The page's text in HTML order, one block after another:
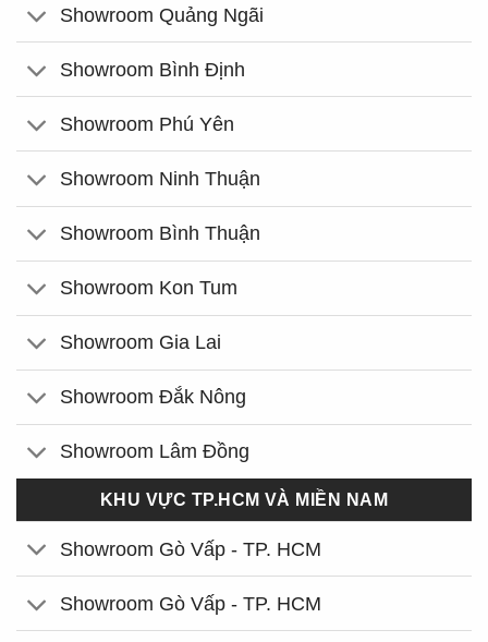
Showroom Quảng Ngãi
Showroom Bình Định
Showroom Phú Yên
Showroom Ninh Thuận
Showroom Bình Thuận
Showroom Kon Tum
Showroom Gia Lai
Showroom Đắk Nông
Showroom Lâm Đồng
KHU VỰC TP.HCM VÀ MIỀN NAM
Showroom Gò Vấp - TP. HCM
Showroom Gò Vấp - TP. HCM